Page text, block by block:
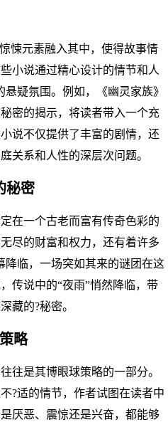
悚元素融入其中，使得故事情
小说通过精心设计的情节和人
疑氛围。例如，《幽灵家族》
密的揭示，将读者带入一个充
说不仅提供了丰富的剧情，还
关系和人性的深层次问题。
秘密
在一个古老而富有传奇色彩的
尽的财富和权力，还有着许多
降临，一场突如其来的谜团在这
传说中的“夜雨”悄然降临，带
藏的?秘密。
略
往是其博眼球策略的一部分。
?适的情节，作者试图在读者中
厌恶、震惊还是兴奋，都能够